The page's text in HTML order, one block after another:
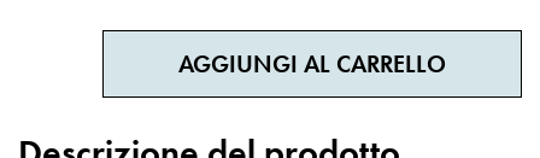
RSS
AGGIUNGI AL CARRELLO